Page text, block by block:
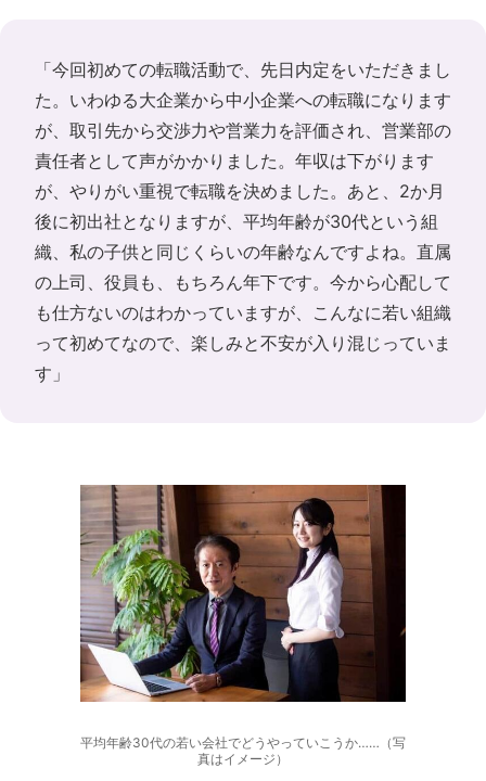
「今回初めての転職活動で、先日内定をいただきまし
た。いわゆる大企業から中小企業への転職になります
が、取引先から交渉力や営業力を評価され、営業部の
責任者として声がかかりました。年収は下がります
が、やりがい重視で転職を決めました。あと、2か月
後に初出社となりますが、平均年齢が30代という組
織、私の子供と同じくらいの年齢なんですよね。直属
の上司、役員も、もちろん年下です。今から心配して
も仕方ないのはわかっていますが、こんなに若い組織
って初めてなので、楽しみと不安が入り混じっていま
す」
平均年齢30代の若い会社でどうやっていこうか……（写
真はイメージ）